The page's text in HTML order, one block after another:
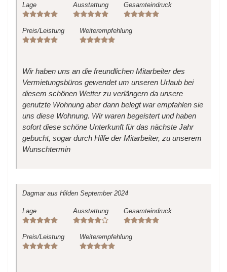
Lage Ausstattung Gesamteindruck
Preis/Leistung Weiterempfehlung
Wir haben uns an die freundlichen Mitarbeiter des
Vermietungsbüros gewendet um unseren Urlaub bei
diesem schönen Wetter zu verlängern da unsere
genutzte Wohnung aber dann belegt war empfahlen sie
uns diese Wohnung. Wir waren begeistert und haben
sofort diese schöne Unterkunft für das nächste Jahr
gebucht, sogar durch Hilfe der Mitarbeiter, zu unserem
Wunschtermin
Dagmaraus Hilden September 2024
Lage Ausstattung Gesamteindruck
Preis/Leistung Weiterempfehlung